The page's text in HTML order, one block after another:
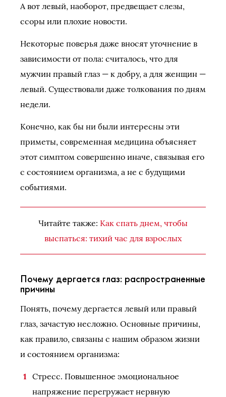
А вот левый, наоборот, предвещает слезы,
ссоры или плохие новости.
Некоторые поверья даже вносят уточнение в
зависимости от пола: считалось, что для
мужчин правый глаз — к добру, а для женщин —
левый. Существовали даже толкования по дням
недели.
Конечно, как бы ни были интересны эти
приметы, современная медицина объясняет
этот симптом совершенно иначе, связывая его
с состоянием организма, а не с будущими
событиями.
Читайте также: Как спать днем, чтобы
выспаться: тихий час для взрослых
Почему дергается глаз: распространенные
причины
Понять, почему дергается левый или правый
глаз, зачастую несложно. Основные причины,
как правило, связаны с нашим образом жизни
и состоянием организма:
Стресс. Повышенное эмоциональное
напряжение перегружает нервную